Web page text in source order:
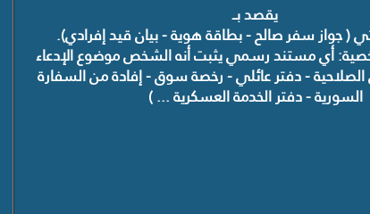
يقصد بــ
( جواز سفر صالح - بطاقة هوية - بيان قيد إفرادي).
أي مستند رسمي يثبت أنه الشخص موضوع الإدعاء
- دفتر عائلي - رخصة سوق - إفادة من السفارة
السورية - دفتر الخدمة العسكرية ... )